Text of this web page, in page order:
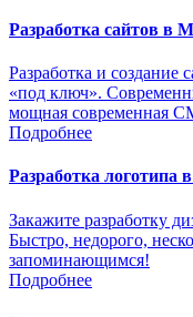
Разработка сайтов в
Разработка и
«под ключ».
мощная современная
Подробнее
Разработка логотипа
Закажите разработку
Быстро, недорого,
запоминающимся!
Подробнее